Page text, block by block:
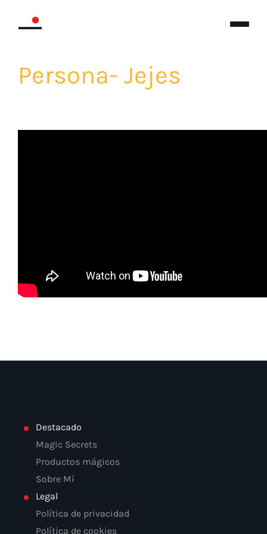
Persona- Jejes
Destacado
Magic Secrets
Productos mágicos
Sobre Mí
Legal
Política de privacidad
Política de cookies